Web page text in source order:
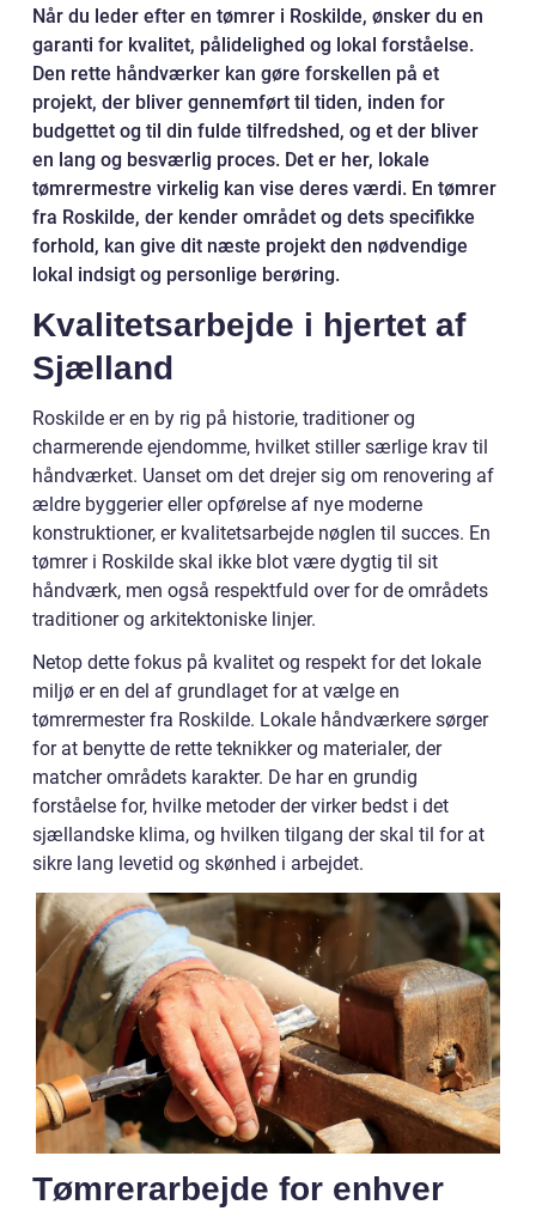
Når du leder efter en tømrer i Roskilde, ønsker du en
garanti for kvalitet, pålidelighed og lokal forståelse.
Den rette håndværker kan gøre forskellen på et
projekt, der bliver gennemført til tiden, inden for
budgettet og til din fulde tilfredshed, og et der bliver
en lang og besværlig proces. Det er her, lokale
tømrermestre virkelig kan vise deres værdi. En tømrer
fra Roskilde, der kender området og dets specifikke
forhold, kan give dit næste projekt den nødvendige
lokal indsigt og personlige berøring.
Kvalitetsarbejde i hjertet af
Sjælland
Roskilde er en by rig på historie, traditioner og
charmerende ejendomme, hvilket stiller særlige krav til
håndværket. Uanset om det drejer sig om renovering af
ældre byggerier eller opførelse af nye moderne
konstruktioner, er kvalitetsarbejde nøglen til succes. En
tømrer i Roskilde skal ikke blot være dygtig til sit
håndværk, men også respektfuld over for de områdets
traditioner og arkitektoniske linjer.
Netop dette fokus på kvalitet og respekt for det lokale
miljø er en del af grundlaget for at vælge en
tømrermester fra Roskilde. Lokale håndværkere sørger
for at benytte de rette teknikker og materialer, der
matcher områdets karakter. De har en grundig
forståelse for, hvilke metoder der virker bedst i det
sjællandske klima, og hvilken tilgang der skal til for at
sikre lang levetid og skønhed i arbejdet.
Tømrerarbejde for enhver